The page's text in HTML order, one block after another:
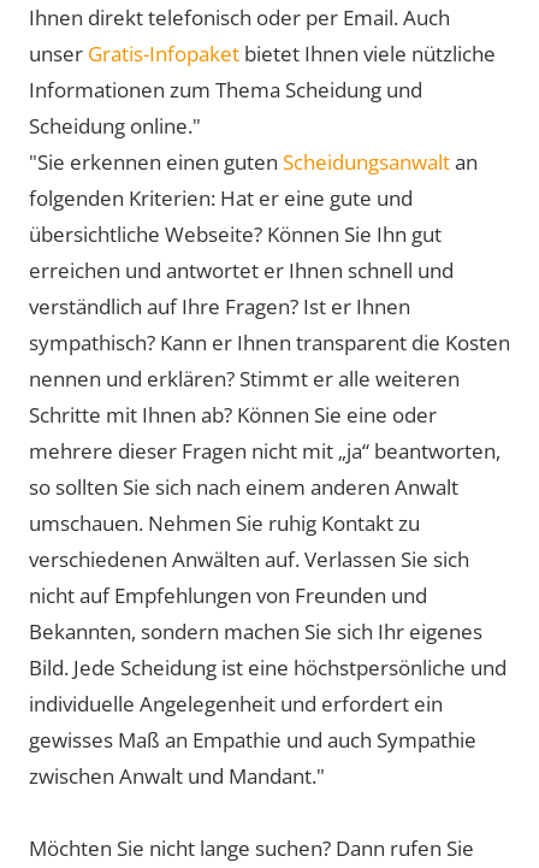
Ihnen direkt telefonisch oder per Email. Auch
unser Gratis-Infopaket bietet Ihnen viele nützliche
Informationen zum Thema Scheidung und
Scheidung online."
"Sie erkennen einen guten Scheidungsanwaltan
folgenden Kriterien: Hat er eine gute und
übersichtliche Webseite? Können Sie Ihn gut
erreichen und antwortet er Ihnen schnell und
verständlich auf Ihre Fragen? Ist er Ihnen
sympathisch? Kann er Ihnen transparent die Kosten
nennen und erklären? Stimmt er alle weiteren
Schritte mit Ihnen ab? Können Sie eine oder
mehrere dieser Fragen nicht mit „ja“ beantworten,
so sollten Sie sich nach einem anderen Anwalt
umschauen. Nehmen Sie ruhig Kontakt zu
verschiedenen Anwälten auf. Verlassen Sie sich
nicht auf Empfehlungen von Freunden und
Bekannten, sondern machen Sie sich Ihr eigenes
Bild. Jede Scheidung ist eine höchstpersönliche und
individuelle Angelegenheit und erfordert ein
gewisses Maß an Empathie und auch Sympathie
zwischen Anwalt und Mandant."
Möchten Sie nicht lange suchen? Dann rufen Sie